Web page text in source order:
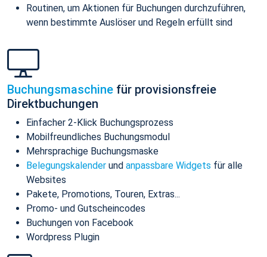
Routinen, um Aktionen für Buchungen durchzuführen,
wenn bestimmte Auslöser und Regeln erfüllt sind
Buchungsmaschine für provisionsfreie
Direktbuchungen
Einfacher 2-Klick Buchungsprozess
Mobilfreundliches Buchungsmodul
Mehrsprachige Buchungsmaske
Belegungskalender und anpassbare Widgets für alle
Websites
Pakete, Promotions, Touren, Extras...
Promo- und Gutscheincodes
Buchungen von Facebook
Wordpress Plugin